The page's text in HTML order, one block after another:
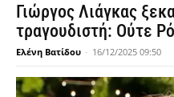
Γιώργος Λιάγκας
τραγουδιστή: Ούτε
Ελένη Βατίδου - 16/12/2025 09:50